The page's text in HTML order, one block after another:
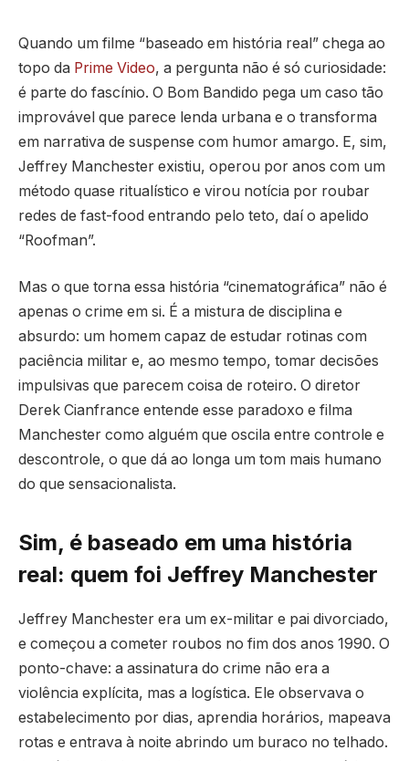
Quando um filme “baseado em história real” chega ao
topo da Prime Video, a pergunta não é só curiosidade:
é parte do fascínio. O Bom Bandido pega um caso tão
improvável que parece lenda urbana e o transforma
em narrativa de suspense com humor amargo. E, sim,
Jeffrey Manchester existiu, operou por anos com um
método quase ritualístico e virou notícia por roubar
redes de fast-food entrando pelo teto, daí o apelido
“Roofman”.
Mas o que torna essa história “cinematográfica” não é
apenas o crime em si. É a mistura de disciplina e
absurdo: um homem capaz de estudar rotinas com
paciência militar e, ao mesmo tempo, tomar decisões
impulsivas que parecem coisa de roteiro. O diretor
Derek Cianfrance entende esse paradoxo e filma
Manchester como alguém que oscila entre controle e
descontrole, o que dá ao longa um tom mais humano
do que sensacionalista.
Sim, é baseado em uma história
real: quem foi Jeffrey Manchester
Jeffrey Manchester era um ex-militar e pai divorciado,
e começou a cometer roubos no fim dos anos 1990. O
ponto-chave: a assinatura do crime não era a
violência explícita, mas a logística. Ele observava o
estabelecimento por dias, aprendia horários, mapeava
rotas e entrava à noite abrindo um buraco no telhado.